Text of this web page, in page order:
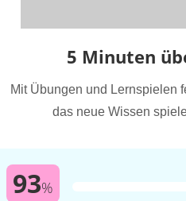
5 Minuten
Mit Übungen und Lernspielen
das neue Wissen
93%